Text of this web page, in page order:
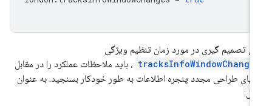
تصمیم گیری در مورد زمان تنظیم ویژگی
، باید ملاحظات عملکرد را در مقابل
طراحی مجدد پنجره اطلاعات به طور خودکار بسنجید. به عنوان